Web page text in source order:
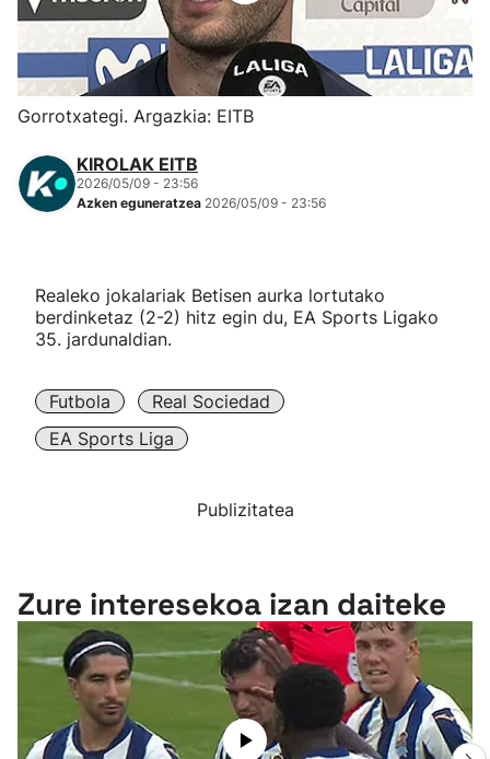
Herri-kirolak
Eskubaloia
Kirolak 360
Atletismoa
Kirol gehiago
"Helmuga"
Gorrotxategi. Argazkia: EITB
KIROLAK EITB
2026/05/09 - 23:56
Azken eguneratzea 2026/05/09 - 23:56
Realeko jokalariak Betisen aurka lortutako
berdinketaz (2-2) hitz egin du, EA Sports Ligako
35. jardunaldian.
Futbola
Real Sociedad
EA Sports Liga
Publizitatea
Zure interesekoa izan daiteke